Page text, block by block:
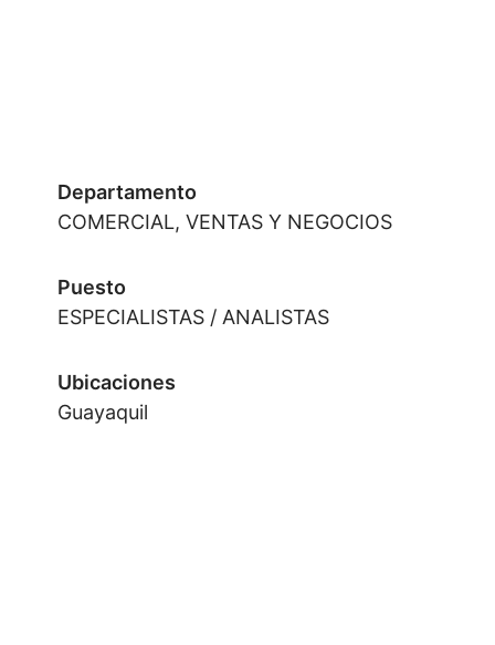
Departamento
COMERCIAL, VENTAS Y NEGOCIOS
Puesto
ESPECIALISTAS / ANALISTAS
Ubicaciones
Guayaquil